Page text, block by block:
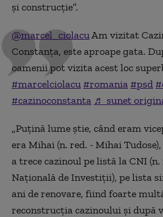
şi construcţie”.
@marcel_ciolacuAm vizitat
Constanța, este aproape gata.
oamenii pot vizita acest loc
#marcelciolacu#romania#psd
#cazinoconstanta ♬ sunet
„Puţină lume ştie, când eram
era Mihai (n. red. - Mihai
a trece cazinoul pe listă la CNI
Naţională de Investiţii), pe lista
ani de renovare, fiind foarte
reconstrucţia cazinoului şi după